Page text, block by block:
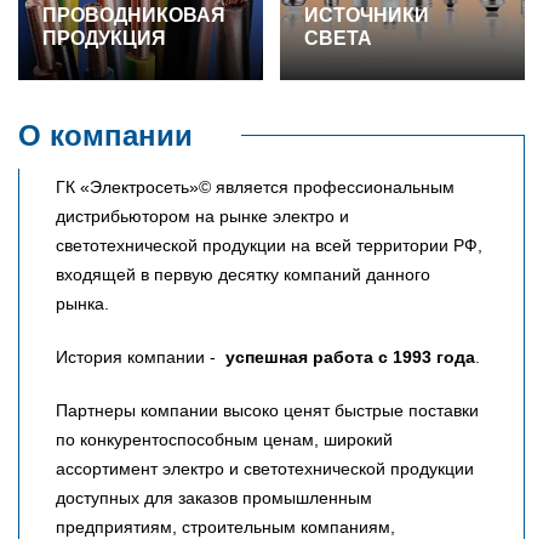
ПРОВОДНИКОВАЯ
ПРОДУКЦИЯ
ИСТОЧНИКИ
СВЕТА
О компании
ГК «Электросеть»© является профессиональным
дистрибьютором на рынке электро и
светотехнической продукции на всей территории РФ,
входящей в первую десятку компаний данного
рынка.
История компании - успешная работа с 1993 года.
Партнеры компании высоко ценят быстрые поставки
по конкурентоспособным ценам, широкий
ассортимент электро и светотехнической продукции
доступных для заказов промышленным
предприятиям, строительным компаниям,